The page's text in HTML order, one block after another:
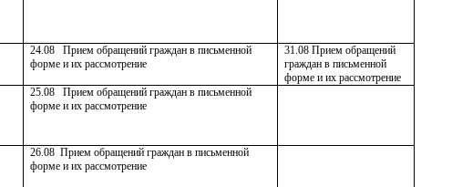
24.08
Прием обращений граждан в письменной
форме и их рассмотрение
31.08 Прием обращений
граждан в письменной
форме и их рассмотрение
25.08 Прием обращений граждан в письменной
форме и их рассмотрение
26.08 Прием обращений граждан в письменной
форме и их рассмотрение